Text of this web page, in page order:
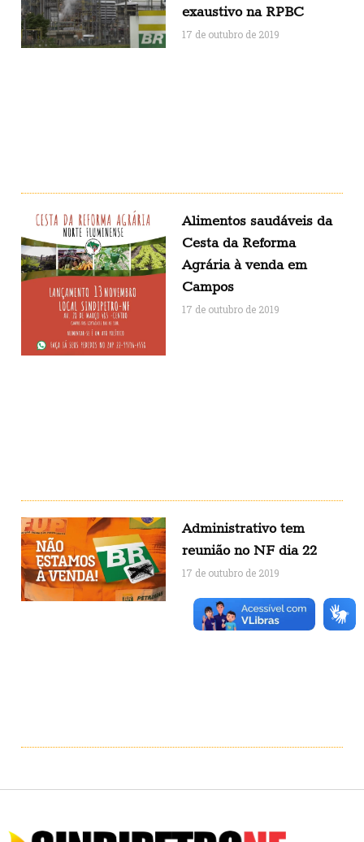
exaustivo na RPBC
17 de outubro de 2019
Alimentos saudáveis da
Cesta da Reforma
Agrária à venda em
Campos
17 de outubro de 2019
Administrativo tem
reunião no NF dia 22
17 de outubro de 2019